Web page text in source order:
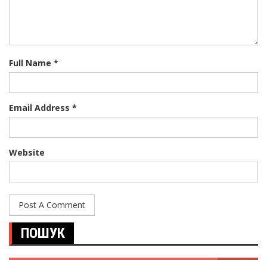
Full Name *
Email Address *
Website
ПОШУК